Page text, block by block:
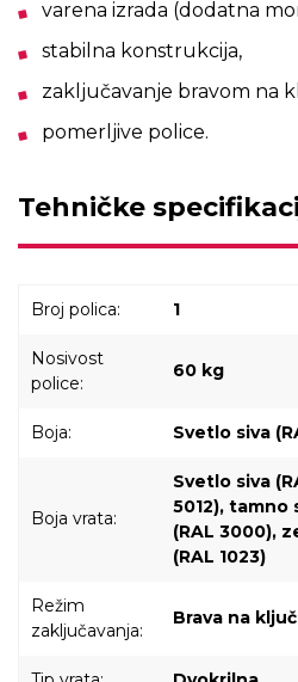
varena izrada (dodatna
stabilna konstrukcija,
zaključavanje bravom na
pomerljive police.
Tehničke
Broj polica: 1
Nosivost
police:
60 kg
Boja: Svetlo siva
Boja vrata:
Svetlo siva
5012), tamno
(RAL 3000),
(RAL 1023)
Režim
zaključavanja:
Brava na ključ